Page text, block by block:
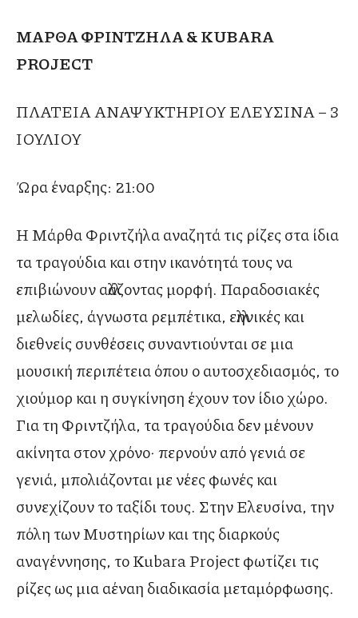
ΜΑΡΘΑ ΦΡΙΝΤΖΗΛΑ & KUBARA
PROJECT
ΠΛΑΤΕΙΑ ΑΝΑΨΥΚΤΗΡΙΟΥ ΕΛΕΥΣΙΝΑ – 3
ΙΟΥΛΙΟΥ
Ώρα έναρξης: 21:00
Η Μάρθα Φριντζήλα αναζητά τις ρίζες στα ίδια
τα τραγούδια και στην ικανότητά τους να
επιβιώνουν αλλάζοντας μορφή. Παραδοσιακές
μελωδίες, άγνωστα ρεμπέτικα, ελληνικές και
διεθνείς συνθέσεις συναντιούνται σε μια
μουσική περιπέτεια όπου ο αυτοσχεδιασμός, το
χιούμορ και η συγκίνηση έχουν τον ίδιο χώρο.
Για τη Φριντζήλα, τα τραγούδια δεν μένουν
ακίνητα στον χρόνο· περνούν από γενιά σε
γενιά, μπολιάζονται με νέες φωνές και
συνεχίζουν το ταξίδι τους. Στην Ελευσίνα, την
πόλη των Μυστηρίων και της διαρκούς
αναγέννησης, το Kubara Project φωτίζει τις
ρίζες ως μια αέναη διαδικασία μεταμόρφωσης.